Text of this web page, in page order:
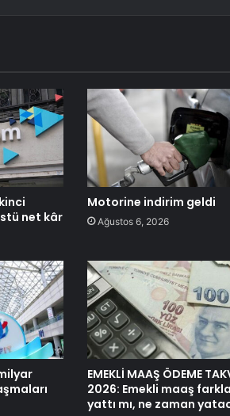
net kâr
Motorine indirim geldi
Ağustos 6, 2026
EMEKLİ MAAŞ ÖDEME
2026: Emekli maaş
yattı mı, ne zaman